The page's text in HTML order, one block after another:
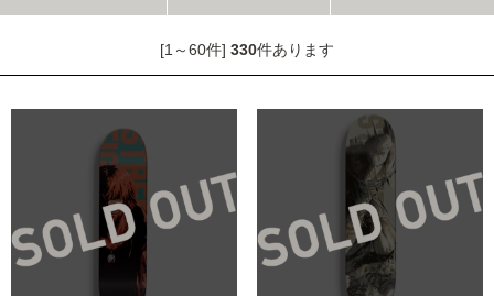
[1～60件] 330件あります